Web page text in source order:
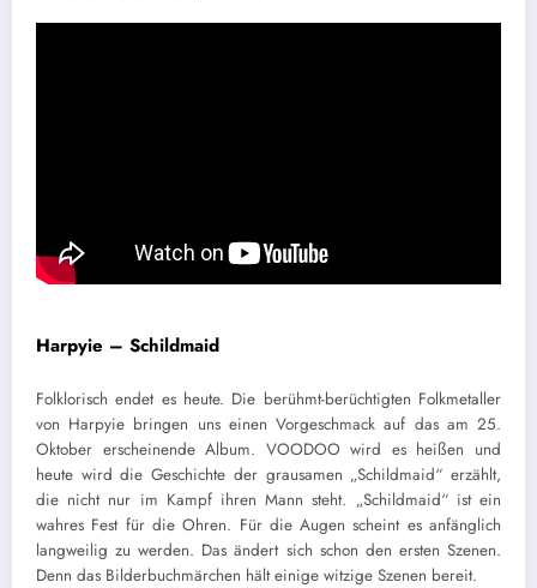
Harpyie – Schildmaid
Folklorisch endet es heute. Die berühmt-berüchtigten Folkmetaller
von Harpyie bringen uns einen Vorgeschmack auf das am 25.
Oktober erscheinende Album. VOODOO wird es heißen und
heute wird die Geschichte der grausamen „Schildmaid“ erzählt,
die nicht nur im Kampf ihren Mann steht. „Schildmaid“ ist ein
wahres Fest für die Ohren. Für die Augen scheint es anfänglich
langweilig zu werden. Das ändert sich schon den ersten Szenen.
Denn das Bilderbuchmärchen hält einige witzige Szenen bereit.